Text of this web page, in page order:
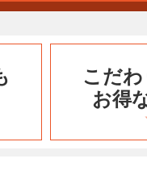
こだ
お得